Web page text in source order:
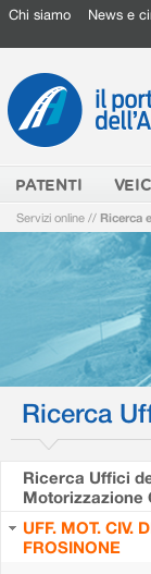
Chi siamo News e
PATENTI
Servizi online // Ricerca
Ricerca
Ricerca Uffici
Motorizzazione
UFF. MOT. CIV.
FROSINONE